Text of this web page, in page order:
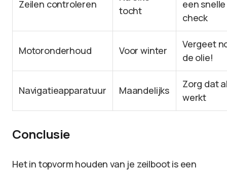
Zeilen controleren
tocht
een snelle
check
Motoronderhoud Voor winter
Vergeet
de olie!
Navigatieapparatuur Maandelijks
Zorg dat
werkt
Conclusie
Het in topvorm houden van je zeilboot is een